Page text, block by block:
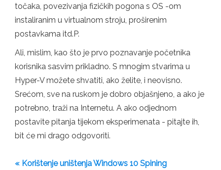
točaka, povezivanja fizičkih pogona s OS -om
instaliranim u virtualnom stroju, proširenim
postavkama itd.P.
Ali, mislim, kao što je prvo poznavanje početnika
korisnika sasvim prikladno. S mnogim stvarima u
Hyper-V možete shvatiti, ako želite, i neovisno.
Srećom, sve na ruskom je dobro objašnjeno, a ako je
potrebno, traži na Internetu. A ako odjednom
postavite pitanja tijekom eksperimenata - pitajte ih,
bit će mi drago odgovoriti.
« Korištenje uništenja Windows 10 Spining